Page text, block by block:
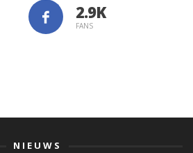
FANS
NIEUWS